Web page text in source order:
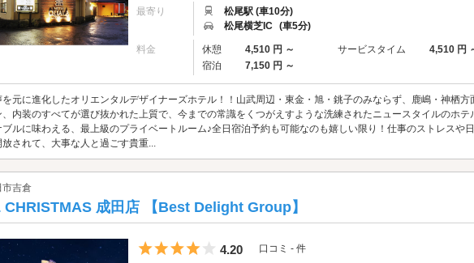
最寄り
松尾駅 (車10分)
松尾横芝IC (車5分)
料金 休憩 4,510 円 ～ サービスタイム
4,510 円
宿泊
7,150 円 ～
を元に進化したオリエンタルデザイナーズホテル！！山武周辺・東金・旭・銚子のみならず、鹿嶋・神栖
内装のすべてが選び抜かれた上質で、今までの常識をくつがえすような洗練されたニュースタイルのホテ
ブルに味わえる、最上級のプライベートルーム♪全日宿泊予約も可能なのも嬉しい限り！仕事のストレスや
放されて、大事な人と過ごす貴重...
市吉倉
CHRISTMAS 成田店 【Best Delight Group】
5つ星のうち4
4.20 口コミ - 件